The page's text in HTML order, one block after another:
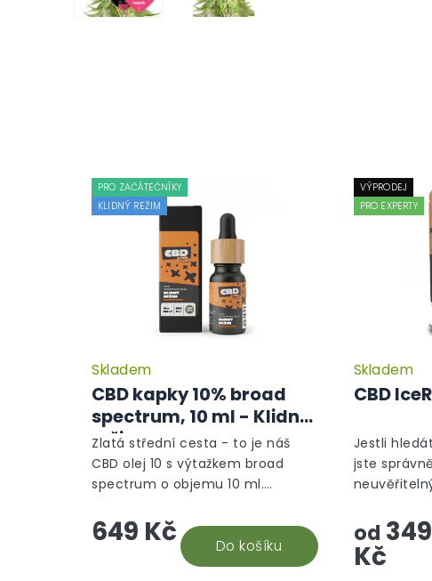
PRO ZAČÁTEČNÍKY
KLIDNÝ REŽIM
CBD kapky 10% broad
spectrum, 10 ml - Klidný
režim
Skladem
649 Kč Do košíku
Zlatá střední cesta - to je náš
CBD olej 10 s výtažkem broad
spectrum o objemu 10 ml.
stravy, který vám efektivně
pomůže. Snadná aplikace a...
VÝPRODEJ
PRO EXPERTY
CBD
Skladem
od 349
Kč
Jestli
jste
ponoří do
který se